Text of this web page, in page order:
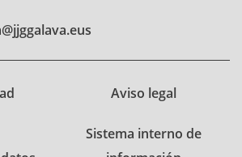
Aviso legal
Sistema interno de